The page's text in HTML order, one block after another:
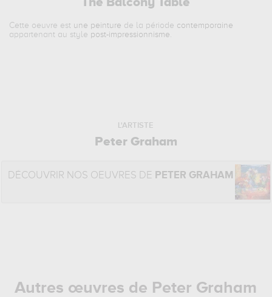
The Balcony Table
Cette oeuvre est une peinture de la période contemporaine
appartenant au style post-impressionnisme
L'ARTISTE
Peter Graham
DÉCOUVRIR NOS OEUVRES DE PETER GRAHAM
Autres œuvres de Peter Graham